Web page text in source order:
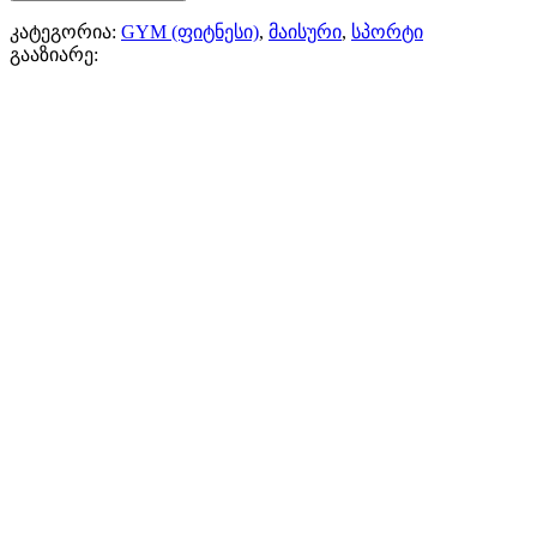
კატეგორია: GYM (ფიტნესი), მაისური, სპორტი
გააზიარე: